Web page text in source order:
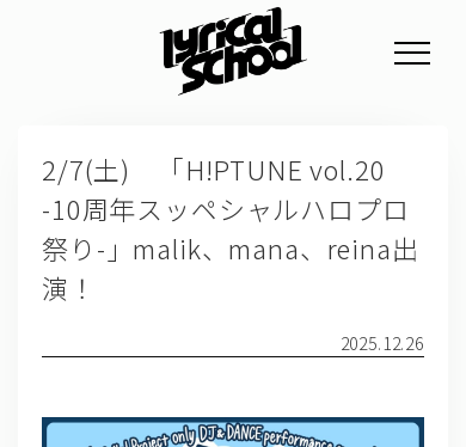
2/7(土) 「H!PTUNE vol.20
-10周年スッペシャルハロプロ
祭り-」malik、mana、reina出
演！
2025.12.26
PROFILE
SCHEDULE
TICKET